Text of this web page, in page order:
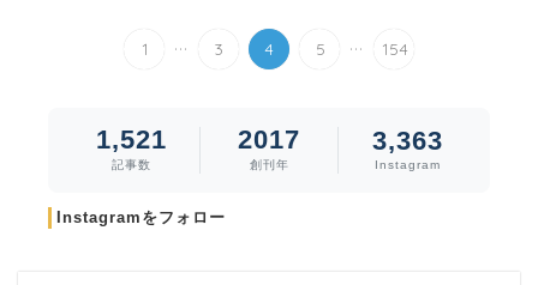
1 ... 3 4 5 ... 154
1,521
記事数
2017
創刊年
3,363
Instagram
Instagramをフォロー